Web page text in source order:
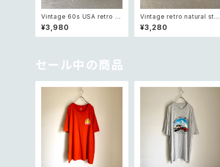
Vintage 60s USA retro fr
osted glass botanical flo
wer crystal bijou brooch
レトロ アメリカ ヴィンテージ
ル ビジュー ブローチ
¥3,980
Vintage retro natural sto
ne classical brooch レト
ロ ヴィンテージ アクセサリー
天然石 クラシカル ブローチ
¥3,280
セール中の商品